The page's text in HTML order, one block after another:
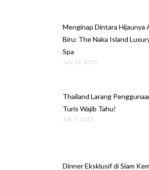
Menginap Dintara Hijaunya
Biru: The Naka Island
Spa
July 16, 2025
Thailand Larang
Turis Wajib Tahu!
July 7, 2025
Dinner Eksklusif di Siam